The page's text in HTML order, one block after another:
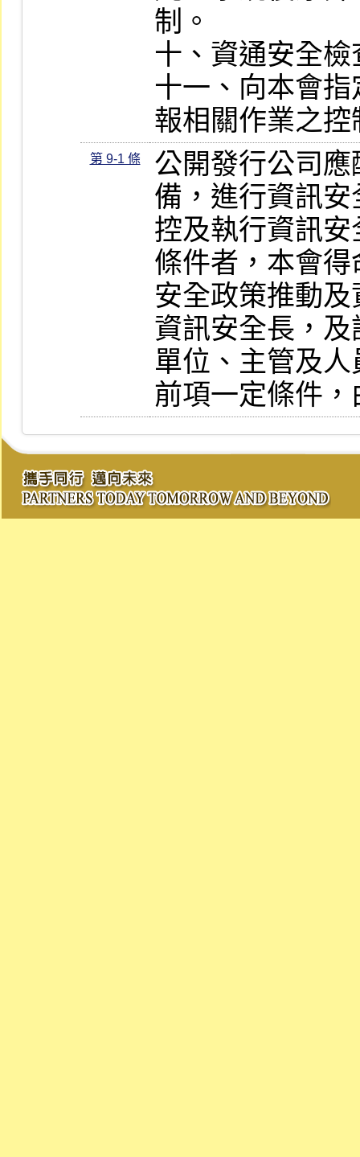
制。
十、資通安全
十一、向本會
報相關作業之控
第 9-1 條
公開發行公司
備，進行資訊
控及執行資訊
條件者，本會
安全政策推動
資訊安全長，
單位、主管及人
前項一定條件